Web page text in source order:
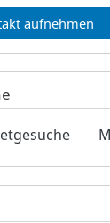
aufnehmen